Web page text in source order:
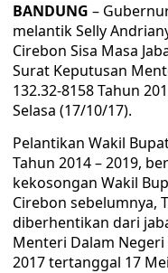
BANDUNG –
melantik Selly
Cirebon Sisa Masa
Surat Keputusan
132.32-8158 Tahun
Selasa (17/10/17).
Pelantikan Wakil
Tahun 2014 – 2019,
kekosongan Wakil
Cirebon sebelumnya,
diberhentikan dari
Menteri Dalam Negeri
2017 tertanggal 17